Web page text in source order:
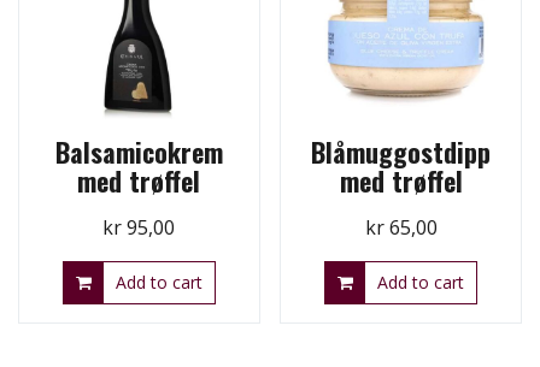
Balsamicokrem
med trøffel
kr95,00
Add to cart
Blåmuggostdipp
med trøffel
kr65,00
Add to cart